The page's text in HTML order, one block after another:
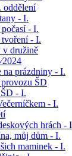
oddělení
- I.
- I.
- I.
v družině
na prázdniny - I.
ŠD
- I.
- I.
hrách -
můj dům - I.
maminek - I.